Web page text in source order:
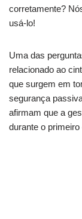
corretamente?
usá-lo!
Uma das
relacionado ao
que surgem em
segurança
afirmam que a
durante o